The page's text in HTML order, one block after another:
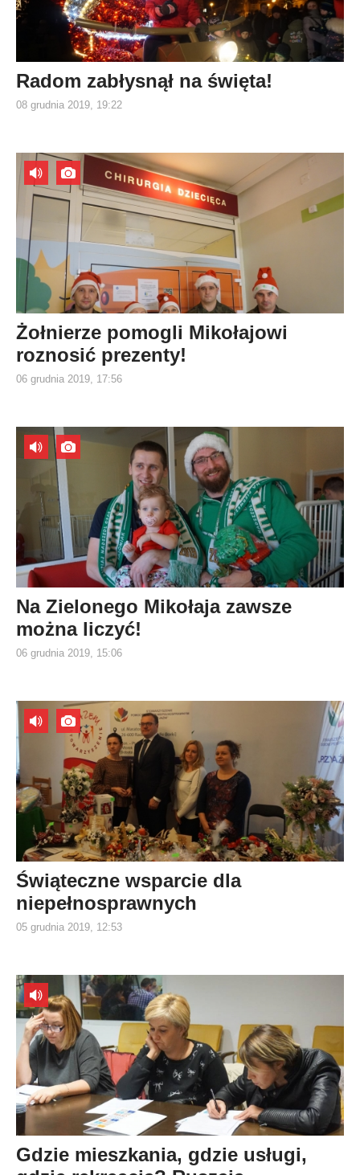
Radom zabłysnął na święta!
08 grudnia 2019, 19:22
Żołnierze pomogli Mikołajowi
roznosić prezenty!
06 grudnia 2019, 17:56
Na Zielonego Mikołaja zawsze
można liczyć!
06 grudnia 2019, 15:06
Świąteczne wsparcie dla
niepełnosprawnych
05 grudnia 2019, 12:53
Gdzie mieszkania, gdzie usługi,